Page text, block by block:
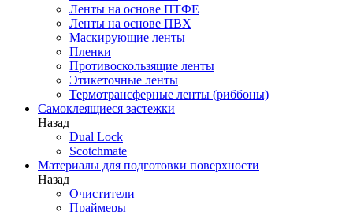
Ленты на основе ПТФЕ
Ленты на основе ПВХ
Маскирующие ленты
Пленки
Противоскользящие ленты
Этикеточные ленты
Термотрансферные ленты (риббоны)
Cамоклеящиеся застежки
Назад
Dual Lock
Scotchmate
Материалы для подготовки поверхности
Назад
Очистители
Праймеры